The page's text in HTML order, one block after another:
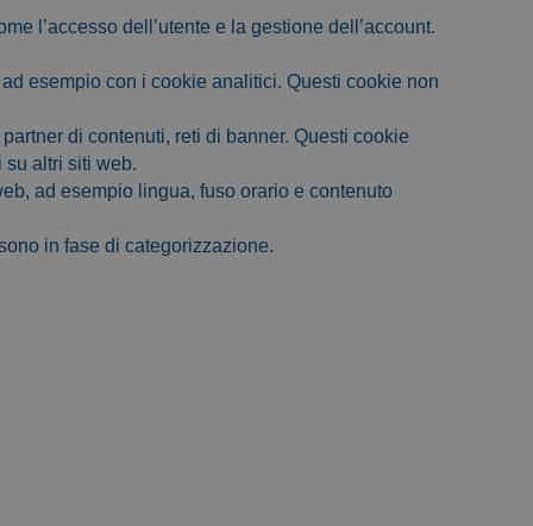
l’accesso dell’utente e la gestione dell’account.
esempio con i cookie analitici. Questi cookie non
di contenuti, reti di banner. Questi cookie
altri siti web.
ad esempio lingua, fuso orario e contenuto
in fase di categorizzazione.